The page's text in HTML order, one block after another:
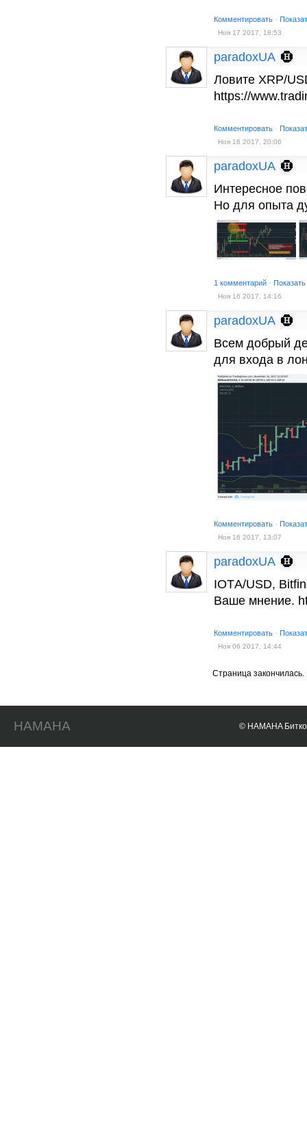
Комментировать ·
Ноя 17 2017, 18:53
paradoxUA
Ловите XRP/
https://
Комментировать ·
Ноя 16 2017, 20:06
paradoxUA
Интересное
Но для опыта
1 комментарий ·
Ноя 16 2017, 14:16
paradoxUA
Всем добрый
для входа в
Комментировать ·
Ноя 16 2017, 13:07
paradoxUA
IOTА/USD,
Ваше мнение.
Комментировать ·
Ноя 06 2017, 14:44
Страница закончилась.
HAMAHA © HAMAHA